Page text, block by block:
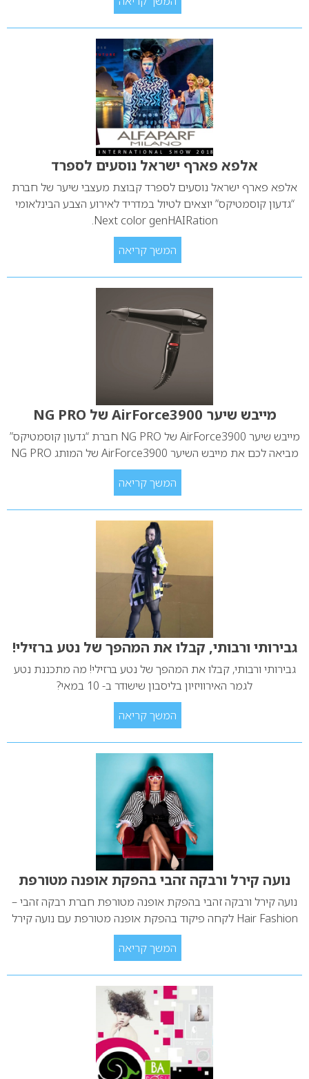
אלפא פארף ישראל נוסעים לספרד
אלפא פארף ישראל נוסעים לספרד קבוצת מעצבי שיער של חברת
“גדעון קוסמטיקס” יוצאים לטיול במדריד לאירוע הצבע הבינלאומי
Next color genHAIRation.
המשך קריאה
מייבש שיער AirForce3900 של NG PRO
מייבש שיער AirForce3900 של NG PRO חברת “גדעון קוסמטיקס”
מביאה לכם את מייבש השיער AirForce3900 של המותג NG PRO
המשך קריאה
גבירותי ורבותי, קבלו את המהפך של נטע ברזילי!
גבירותי ורבותי, קבלו את המהפך של נטע ברזילי! מה מתכננת נטע
לגמר האירוויזיון בליסבון שישודר ב- 10 במאי?
המשך קריאה
נועה קירל ורבקה זהבי בהפקת אופנה מטורפת
נועה קירל ורבקה זהבי בהפקת אופנה מטורפת חברת רבקה זהבי –
Hair Fashion לקחה פיקוד בהפקת אופנה מטורפת עם נועה קירל
המשך קריאה